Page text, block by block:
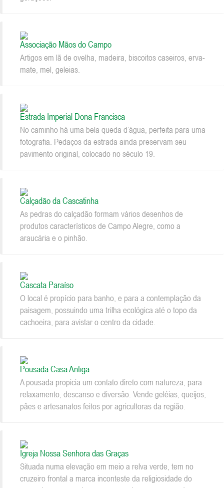
Associação Mãos do Campo
Artigos em lã de ovelha, madeira, biscoitos caseiros, erva-
mate, mel, geleias.
Estrada Imperial Dona Francisca
No caminho há uma bela queda d’água, perfeita para uma
fotografia. Pedaços da estrada ainda preservam seu
pavimento original, colocado no século 19.
Calçadão da Cascatinha
As pedras do calçadão formam vários desenhos de
produtos característicos de Campo Alegre, como a
araucária e o pinhão.
Cascata Paraíso
O local é propício para banho, e para a contemplação da
paisagem, possuindo uma trilha ecológica até o topo da
cachoeira, para avistar o centro da cidade.
Pousada Casa Antiga
A pousada propicia um contato direto com natureza, para
relaxamento, descanso e diversão. Vende geléias, queijos,
pães e artesanatos feitos por agricultoras da região.
Igreja Nossa Senhora das Graças
Situada numa elevação em meio a relva verde, tem no
cruzeiro frontal a marca inconteste da religiosidade do